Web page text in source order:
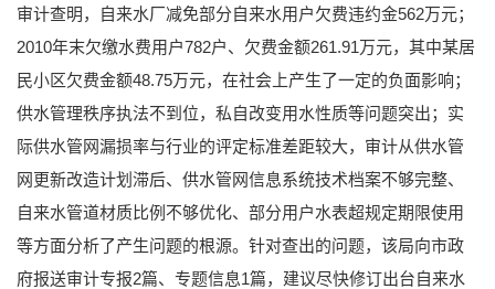
审计查明，自来水厂减免部分自来水用户欠费违约金562万元；
2010年末欠缴水费用户782户、欠费金额261.91万元，其中某居
民小区欠费金额48.75万元，在社会上产生了一定的负面影响；
供水管理秩序执法不到位，私自改变用水性质等问题突出；实
际供水管网漏损率与行业的评定标准差距较大，审计从供水管
网更新改造计划滞后、供水管网信息系统技术档案不够完整、
自来水管道材质比例不够优化、部分用户水表超规定期限使用
等方面分析了产生问题的根源。针对查出的问题，该局向市政
府报送审计专报2篇、专题信息1篇，建议尽快修订出台自来水